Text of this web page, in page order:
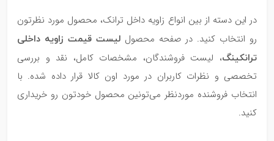
در این دسته از بین انواع زاویه داخل ترانک، محصول مورد نظرتون
رو انتخاب کنید. در صفحه محصول لیست قیمت زاویه داخلی
ترانکینگ، لیست فروشندگان، مشخصات کامل، نقد و بررسی
تخصصی و نظرات کاربران در مورد اون کالا قرار داده شده. با
انتخاب فروشنده موردنظر می‌تونین محصول خودتون رو خریداری
کنید.